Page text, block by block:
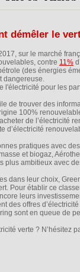
démêler le
sur le marché
contre 11%
(des énergies
dangereuse.
l'électricité pour les
de trouver des
100%
de l’électricité
d’électricité
pratiques avec
et biogaz,
ambitieux avec
dans leur choix,
Pour établir ce
leurs
des offres
sont en queue de
verte ? N’hésitez